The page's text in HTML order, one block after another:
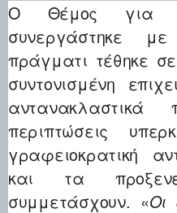
Ο Θέμος για
συνεργάστηκε
πράγματι τέθηκε
συντονισμένη
περιπτώσεις
γραφειοκρατική
και τα
συμμετάσχουν. «Οι